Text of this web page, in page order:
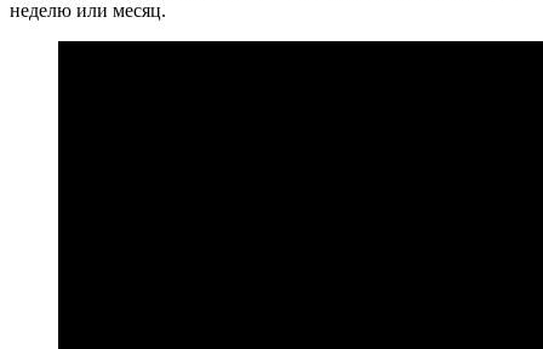
неделю или месяц.